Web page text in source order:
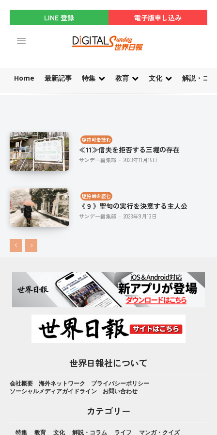
LINE 登録 電子版申し込み
Home 最新記事 特集 教育 文化 解説・コ
塩狩峠を読む
≪11≫信夫を拒否する三堀の存在
サンデー編集部 - 2023年11月15日
塩狩峠を読む
《９》聖句の実行を決意する主人公
サンデー編集部 - 2023年9月13日
世界日報社について
会社概要 海外ネットワーク
プライバシーポリシー
ソーシャルメディアガイドライン
お問い合わせ
カテゴリー
特集 教育 文化 解説・コラム ライフ マンガ・クイズ